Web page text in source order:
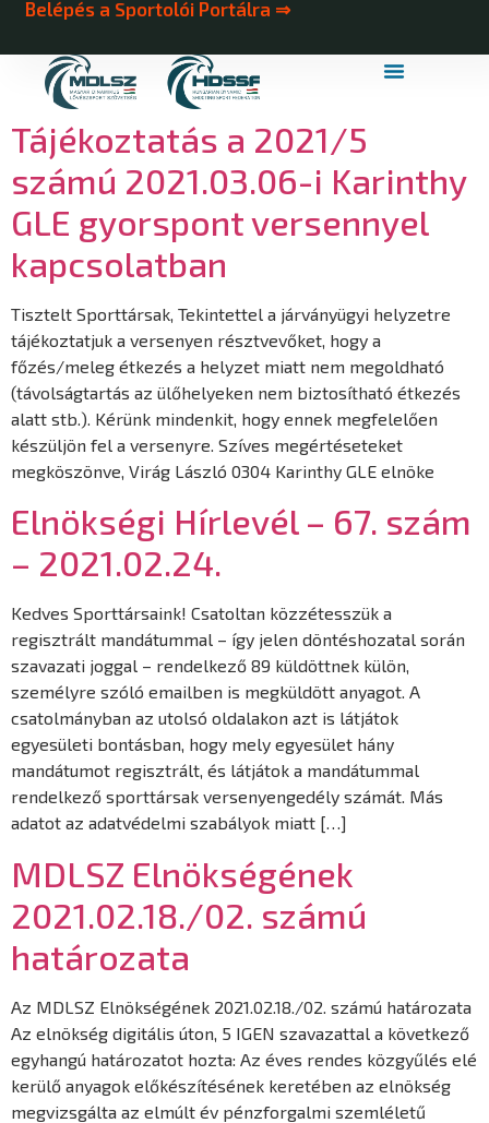
Belépés a Sportolói Portálra ⇒
Tájékoztatás a 2021/5
számú 2021.03.06-i Karinthy
GLE gyorspont versennyel
kapcsolatban
Tisztelt Sporttársak, Tekintettel a járványügyi helyzetre
tájékoztatjuk a versenyen résztvevőket, hogy a
főzés/meleg étkezés a helyzet miatt nem megoldható
(távolságtartás az ülőhelyeken nem biztosítható étkezés
alatt stb.). Kérünk mindenkit, hogy ennek megfelelően
készüljön fel a versenyre. Szíves megértéseteket
megköszönve, Virág László 0304 Karinthy GLE elnöke
Elnökségi Hírlevél – 67. szám
– 2021.02.24.
Kedves Sporttársaink! Csatoltan közzétesszük a
regisztrált mandátummal – így jelen döntéshozatal során
szavazati joggal – rendelkező 89 küldöttnek külön,
személyre szóló emailben is megküldött anyagot. A
csatolmányban az utolsó oldalakon azt is látjátok
egyesületi bontásban, hogy mely egyesület hány
mandátumot regisztrált, és látjátok a mandátummal
rendelkező sporttársak versenyengedély számát. Más
adatot az adatvédelmi szabályok miatt […]
MDLSZ Elnökségének
2021.02.18./02. számú
határozata
Az MDLSZ Elnökségének 2021.02.18./02. számú határozata
Az elnökség digitális úton, 5 IGEN szavazattal a következő
egyhangú határozatot hozta: Az éves rendes közgyűlés elé
kerülő anyagok előkészítésének keretében az elnökség
megvizsgálta az elmúlt év pénzforgalmi szemléletű